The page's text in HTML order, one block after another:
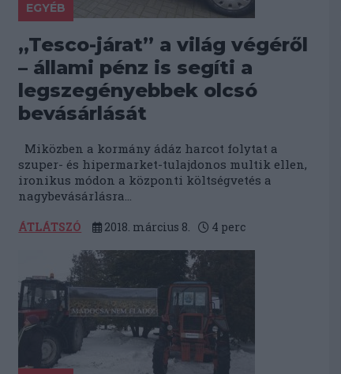
EGYÉB
„Tesco-járat” a világ végéről
– állami pénz is segíti a
legszegényebbek olcsó
bevásárlását
Miközben a kormány ádáz harcot folytat a
szuper- és hipermarket-tulajdonos multik ellen,
ironikus módon a központi költségvetés a
nagybevásárlásra...
ÁTLÁTSZÓ 2018. március 8. 4 perc